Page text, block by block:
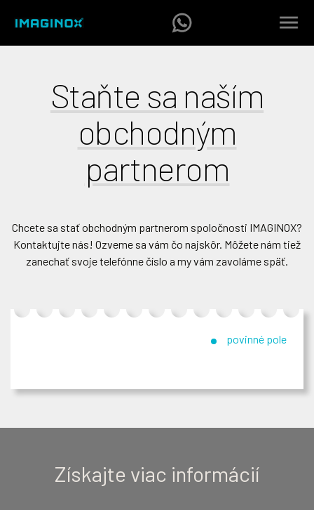
Staňte sa naším
obchodným
partnerom
Chcete sa stať obchodným partnerom spoločnosti IMAGINOX?
Kontaktujte nás! Ozveme sa vám čo najskôr. Môžete nám tiež
zanechať svoje telefónne číslo a my vám zavoláme späť.
povinné pole
Získajte viac informácií